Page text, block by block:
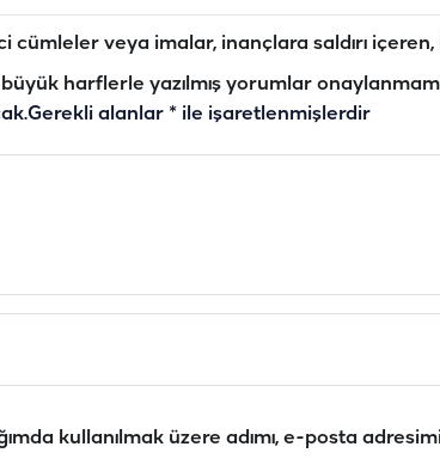
veya imalar, inançlara saldırı içeren,
harflerle yazılmış yorumlar
Gerekli alanlar * ile işaretlenmişlerdir
kullanılmak üzere adımı, e-posta